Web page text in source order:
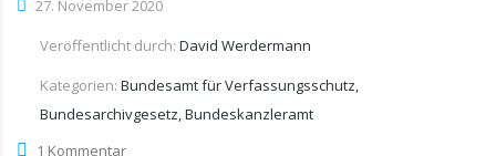
27. November 2020
Veröffentlicht durch: David Werdermann
Kategorien: Bundesamt für Verfassungsschutz,
Bundesarchivgesetz, Bundeskanzleramt
1 Kommentar